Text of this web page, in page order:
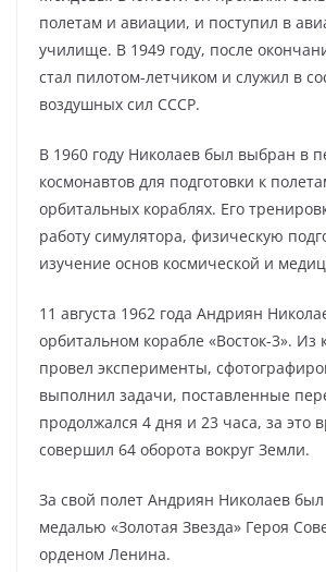
полетам и авиации, и поступил в
училище. В 1949 году, после
стал пилотом-летчиком и служил в
воздушных сил СССР.
В 1960 году Николаев был выбран в
космонавтов для подготовки к
орбитальных кораблях. Его
работу симулятора, физическую
изучение основ космической и
11 августа 1962 года Андриян
орбитальном корабле «Восток-3». Из
провел эксперименты,
выполнил задачи, поставленные
продолжался 4 дня и 23 часа, за это
совершил 64 оборота вокруг Земли.
За свой полет Андриян Николаев
медалью «Золотая Звезда» Героя
орденом Ленина.